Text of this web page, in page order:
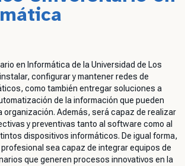
en Informática de la Universidad de Los
configurar y mantener redes de
como también entregar soluciones a
de la información que pueden
organización. Además, será capaz de realizar
y preventivas tanto al software como al
dispositivos informáticos. De igual forma,
sea capaz de integrar equipos de
que generen procesos innovativos en la